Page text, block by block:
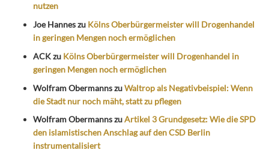
nutzen
Joe Hanneszu Kölns Oberbürgermeister will Drogenhandel
in geringen Mengen noch ermöglichen
ACKzu Kölns Oberbürgermeister will Drogenhandel in
geringen Mengen noch ermöglichen
Wolfram ObermannszuWaltrop als Negativbeispiel: Wenn
die Stadt nur noch mäht, statt zu pflegen
Wolfram ObermannszuArtikel 3 Grundgesetz: Wie die SPD
den islamistischen Anschlag auf den CSD Berlin
instrumentalisiert